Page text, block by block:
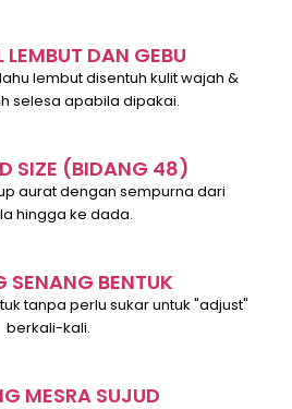
LEMBUT DAN GEBU
lembut disentuh kulit wajah &
selesa apabila dipakai.
SIZE (BIDANG 48)
aurat dengan sempurna dari
hingga ke dada.
SENANG BENTUK
tanpa perlu sukar untuk "adjust"
berkali-kali.
MESRA SUJUD